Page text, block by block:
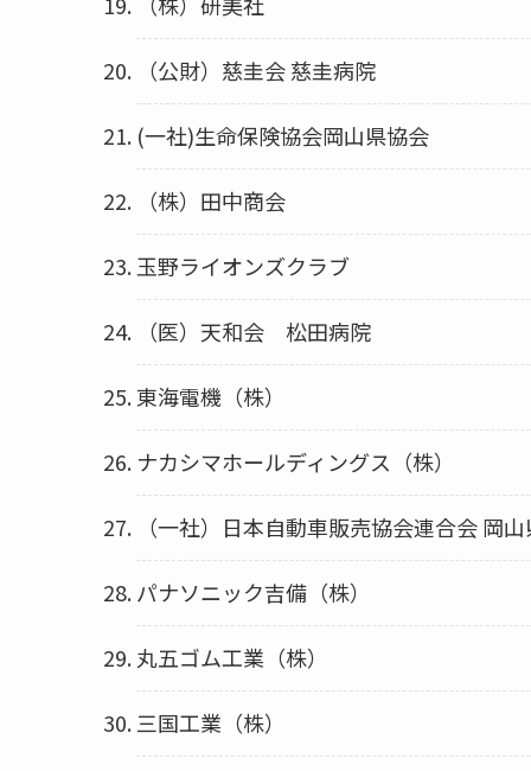
（公財）慈圭会 慈圭病院
(一社)生命保険協会岡山県協会
（株）田中商会
玉野ライオンズクラブ
（医）天和会 松田病院
東海電機（株）
ナカシマホールディングス（株）
（一社）日本自動車販売協会連合会 岡
パナソニック吉備（株）
丸五ゴム工業（株）
三国工業（株）